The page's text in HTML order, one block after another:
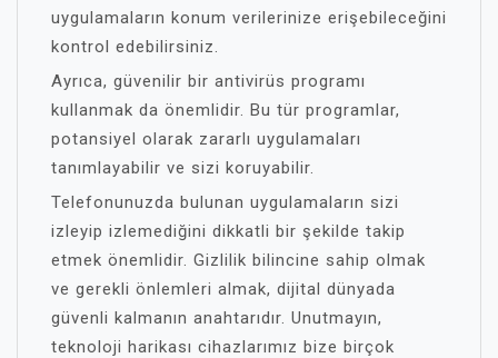
uygulamaların konum verilerinize erişebileceğini
kontrol edebilirsiniz.
Ayrıca, güvenilir bir antivirüs programı
kullanmak da önemlidir. Bu tür programlar,
potansiyel olarak zararlı uygulamaları
tanımlayabilir ve sizi koruyabilir.
Telefonunuzda bulunan uygulamaların sizi
izleyip izlemediğini dikkatli bir şekilde takip
etmek önemlidir. Gizlilik bilincine sahip olmak
ve gerekli önlemleri almak, dijital dünyada
güvenli kalmanın anahtarıdır. Unutmayın,
teknoloji harikası cihazlarımız bize birçok